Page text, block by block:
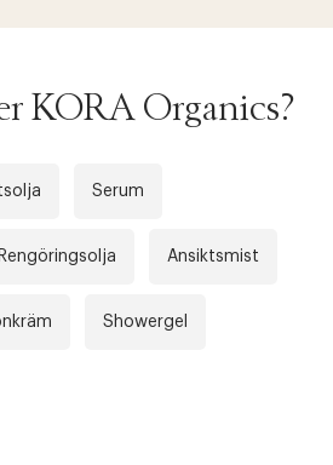
KORA Organics?
Serum
Rengöringsolja Ansiktsmist
Showergel